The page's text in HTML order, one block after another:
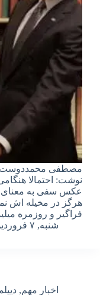
مصطفی محمددوست
نوشت: احتمالا
عکس سفی به معنای
هرگز در مخیله اش
فراگیر و روزمره
شنبه, ۷ فروردین ۱۳۹۵ – ۲۱:۱۶
اخبار مهم,